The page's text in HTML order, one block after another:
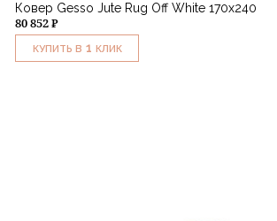
Ковер Gesso Jute Rug Off White 170х240
80 852 ₽
КУПИТЬ В 1 КЛИК